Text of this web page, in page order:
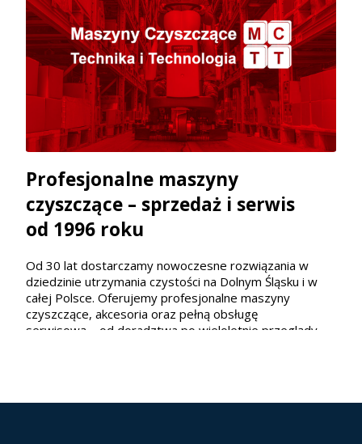
Profesjonalne maszyny
czyszczące – sprzedaż i serwis
od 1996 roku
Od 30 lat dostarczamy nowoczesne rozwiązania w
dziedzinie utrzymania czystości na Dolnym Śląsku i w
całej Polsce. Oferujemy profesjonalne maszyny
czyszczące, akcesoria oraz pełną obsługę
serwisową – od doradztwa po wieloletnie przeglądy.
najnowszych technologii.